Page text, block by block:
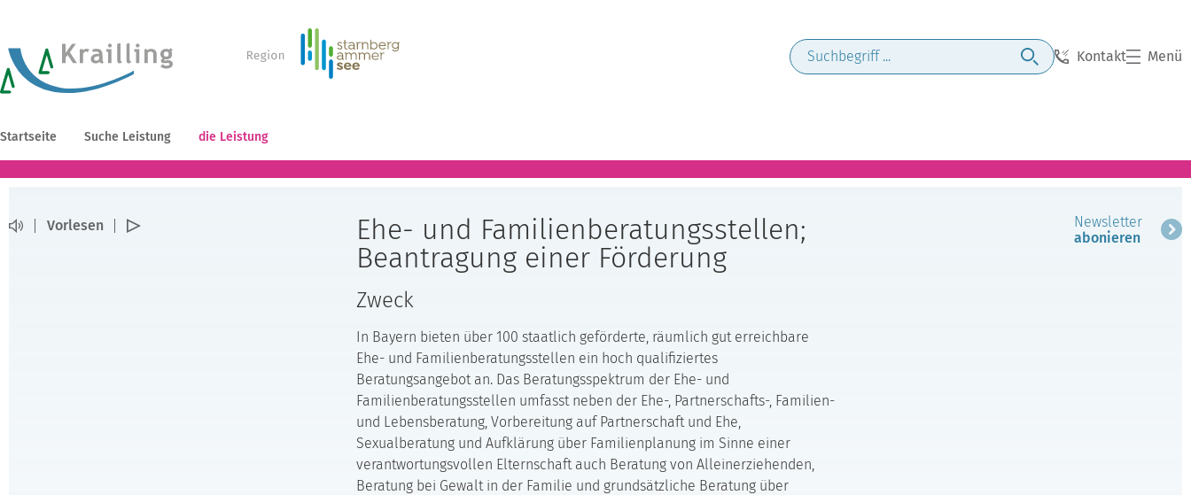
Kontakt Menü
Startseite Suche Leistung die Leistung
Vorlesen
Ehe- und Familienberatungsstellen;
Beantragung einer Förderung
Zweck
In Bayern bieten über 100 staatlich geförderte, räumlich gut erreichbare
Ehe- und Familienberatungsstellen ein hoch qualifiziertes
Beratungsangebot an. Das Beratungsspektrum der Ehe- und
Familienberatungsstellen umfasst neben der Ehe-, Partnerschafts-, Familien-
und Lebensberatung, Vorbereitung auf Partnerschaft und Ehe,
Sexualberatung und Aufklärung über Familienplanung im Sinne einer
verantwortungsvollen Elternschaft auch Beratung von Alleinerziehenden,
Beratung bei Gewalt in der Familie und grundsätzliche Beratung über
Newsletter
abonieren